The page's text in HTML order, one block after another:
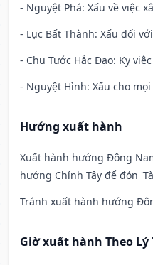
- Nguyệt Phá: Xấu về việc
- Lục Bất Thành: Xấu đối
- Chu Tước Hắc Đạo: Kỵ
- Nguyệt Hình: Xấu cho
Hướng xuất hành
Xuất hành hướng Đông
hướng Chính Tây để đón
Tránh xuất hành hướng
Giờ xuất hành Theo Lý